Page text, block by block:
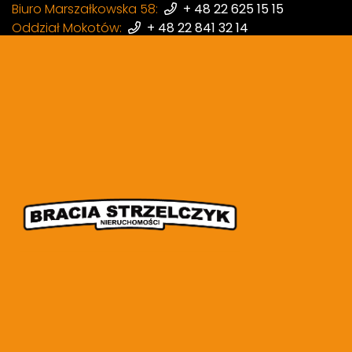
Biuro Marszałkowska 58:
+ 48 22 625 15 15
Oddział Mokotów:
+ 48 22 841 32 14
Liczba ofert:330